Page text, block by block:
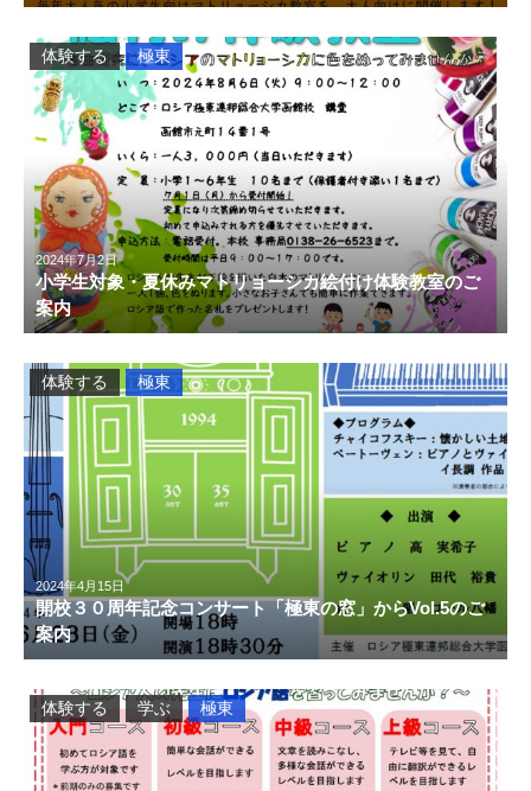
2024年7月2日
小学生対象・夏休みマトリョーシカ絵付け体験教室のご
案内
体験する 極東
2024年4月15日
開校３０周年記念コンサート「極東の窓」からVol.5のご
案内
体験する 極東
体験する 学ぶ 極東